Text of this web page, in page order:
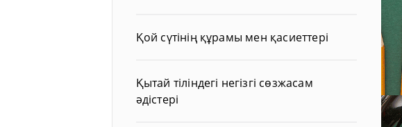
Қой сүтінің құрамы мен қасиеттері
Қытай тіліндегі негізгі сөзжасам
әдістері